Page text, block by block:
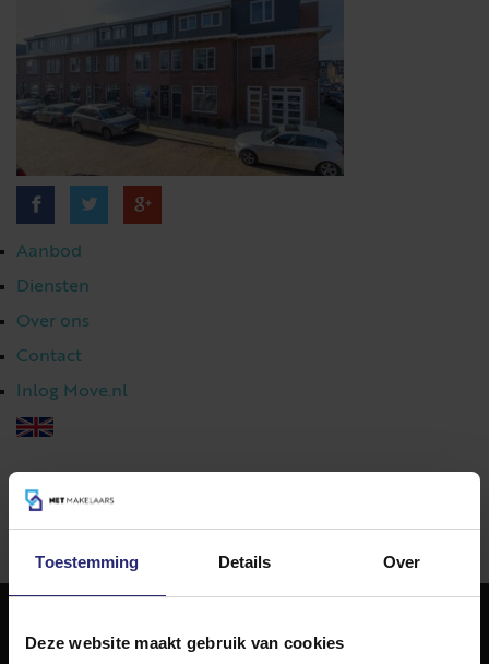
Toestemming Details Over
Deze website maakt gebruik van cookies
Aanbod
Diensten
Over ons
Contact
Inlog Move.nl
023 303 54 44
NET Makelaars